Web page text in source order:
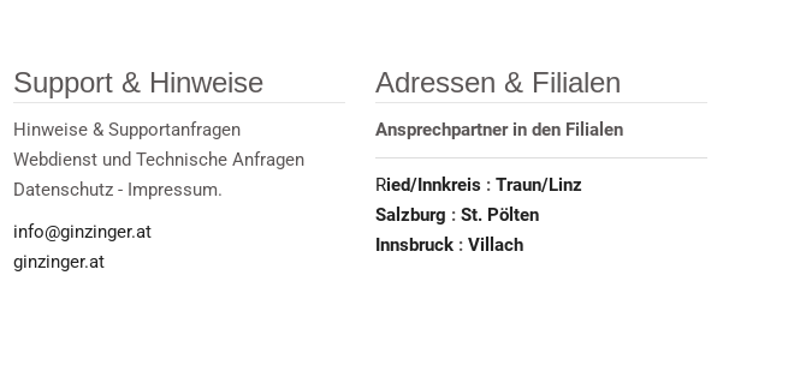
Support & Hinweise
Hinweise & Supportanfragen
Webdienst und Technische Anfragen
Datenschutz - Impressum.
info@ginzinger.at
ginzinger.at
Adressen & Filialen
Ansprechpartner in den Filialen
Ried/Innkreis: Traun/Linz
Salzburg : St. Pölten
Innsbruck : Villach